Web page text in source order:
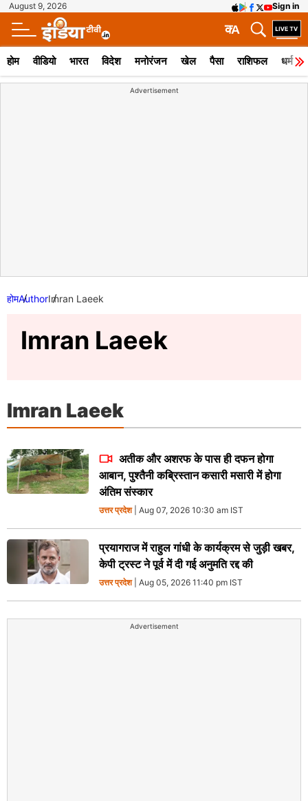
August 9, 2026 Sign in
A
क
होम वीडियो भारत विदेश मनोरंजन खेल पैसा राशिफल धर्म
Advertisement
होमAuthorImran Laeek
Imran Laeek
Imran Laeek
अतीक और अशरफ के पास ही दफन होगा
आबान, पुश्तैनी कब्रिस्तान कसारी मसारी में होगा
अंतिम संस्कार
उत्तर प्रदेश| Aug 07, 2026 10:30 am IST
प्रयागराज में राहुल गांधी के कार्यक्रम से जुड़ी खबर,
केपी ट्रस्ट ने पूर्व में दी गई अनुमति रद्द की
उत्तर प्रदेश| Aug 05, 2026 11:40 pm IST
Advertisement